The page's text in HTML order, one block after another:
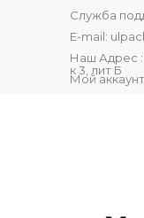
Служба
E-mail:
Наш Адрес :
к 3, лит Б
Мой аккаунт